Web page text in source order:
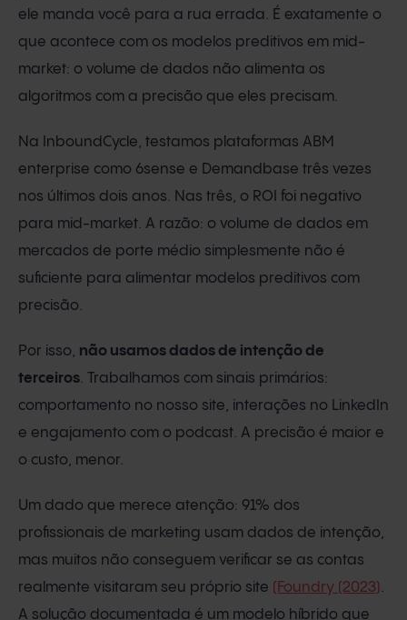
ele manda você para a rua errada. É exatamente o
que acontece com os modelos preditivos em mid-
market: o volume de dados não alimenta os
algoritmos com a precisão que eles precisam.
Na InboundCycle, testamos plataformas ABM
enterprise como 6sense e Demandbase três vezes
nos últimos dois anos. Nas três, o ROI foi negativo
para mid-market. A razão: o volume de dados em
mercados de porte médio simplesmente não é
suficiente para alimentar modelos preditivos com
precisão.
Por isso, não usamos dados de intenção de
terceiros. Trabalhamos com sinais primários:
comportamento no nosso site, interações no LinkedIn
e engajamento com o podcast. A precisão é maior e
o custo, menor.
Um dado que merece atenção: 91% dos
profissionais de marketing usam dados de intenção,
mas muitos não conseguem verificar se as contas
realmente visitaram seu próprio site (Foundry (2023) .
A solução documentada é um modelo híbrido que